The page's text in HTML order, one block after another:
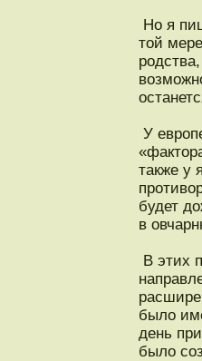
Но я
тοй
У
также у
будет
в
В этих
было
день
было